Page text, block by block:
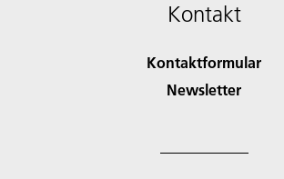
Kontakt
Kontaktformular
Newsletter